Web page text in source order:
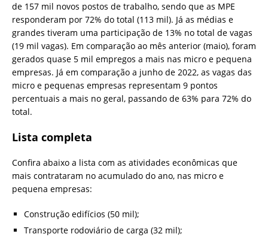
de 157 mil novos postos de trabalho, sendo que as MPE
responderam por 72% do total (113 mil). Já as médias e
grandes tiveram uma participação de 13% no total de vagas
(19 mil vagas). Em comparação ao mês anterior (maio), foram
gerados quase 5 mil empregos a mais nas micro e pequena
empresas. Já em comparação a junho de 2022, as vagas das
micro e pequenas empresas representam 9 pontos
percentuais a mais no geral, passando de 63% para 72% do
total.
Lista completa
Confira abaixo a lista com as atividades econômicas que
mais contrataram no acumulado do ano, nas micro e
pequena empresas:
Construção edifícios (50 mil);
Transporte rodoviário de carga (32 mil);